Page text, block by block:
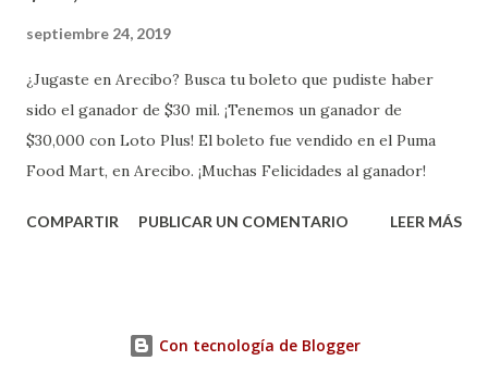
septiembre 24, 2019
¿Jugaste en Arecibo? Busca tu boleto que pudiste haber
sido el ganador de $30 mil. ¡Tenemos un ganador de
$30,000 con Loto Plus! El boleto fue vendido en el Puma
Food Mart, en Arecibo. ¡Muchas Felicidades al ganador!
COMPARTIR PUBLICAR UN COMENTARIO LEER MÁS
Con tecnología de Blogger